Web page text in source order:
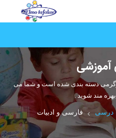
آموزشی
دسته بندی شده است و شما می
بهره مند شوید .
درسی فارسی و ادبیات